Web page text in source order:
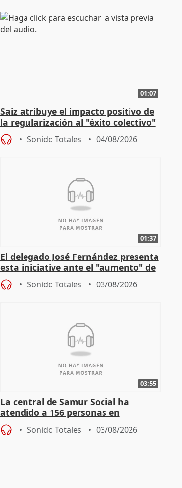
01:07
Saiz atribuye el impacto positivo de
la regularización al "éxito colectivo"
del Gobierno
Sonido Totales 04/08/2026
01:37
El delegado José Fernández presenta
esta iniciative ante el "aumento" de
personas sin hogar en Madri
Sonido Totales 03/08/2026
03:55
La central de Samur Social ha
atendido a 156 personas en
situación de calle durante Campaña
de CalorSonido Totales 03/08/2026